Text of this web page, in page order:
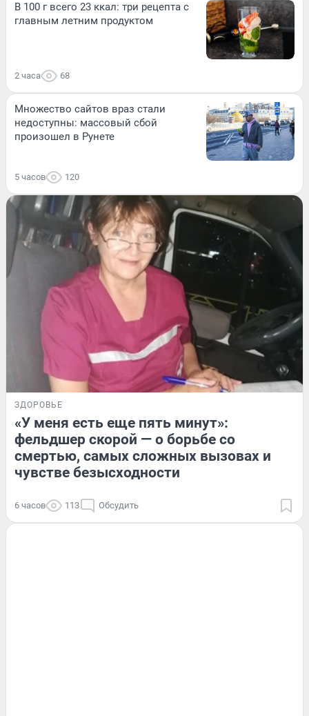
В 100 г всего 23 ккал: три рецепта с
главным летним продуктом
2 часа 68
Множество сайтов враз стали
недоступны: массовый сбой
произошел в Рунете
5 часов 120
ЗДОРОВЬЕ
«У меня есть еще пять минут»:
фельдшер скорой — о борьбе со
смертью, самых сложных вызовах и
чувстве безысходности
6 часов 113 Обсудить